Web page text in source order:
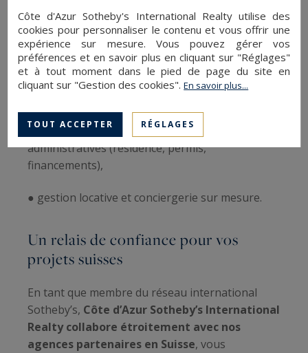
fiscalité avantageuse, son cadre réglementaire
rigoureux et sa haute qualité de services. Grâce à
nos partenaires sur place,nous vous apportons
une expertise complète:
● accompagnement dans les démarches
administratives (résidence, permis,
financements),
● gestion locative et conciergerie sur mesure.
Un relais de confiance pour vos
projets suisses
En tant que membre du réseau international
Sotheby’s, Côte d’Azur Sotheby’s International
Realty collabore étroitement avec nos
agences partenaires en Suisse, vous
Côte d'Azur Sotheby's International Realty utilise des
cookies pour personnaliser le contenu et vous offrir une
expérience sur mesure. Vous pouvez gérer vos
préférences et en savoir plus en cliquant sur "Réglages"
et à tout moment dans le pied de page du site en
cliquant sur "Gestion des cookies".En savoir plus...
TOUT ACCEPTER RÉGLAGES